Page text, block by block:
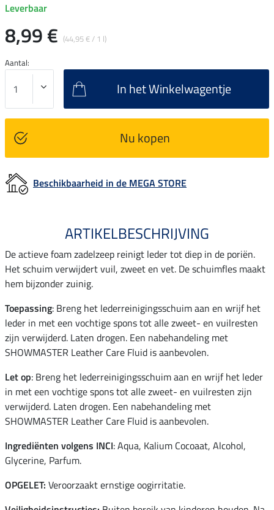
Leverbaar
8,99 € (44,95 € / 1 l)
Aantal:
In het Winkelwagentje
Nu kopen
Beschikbaarheid in de MEGA STORE
ARTIKELBESCHRIJVING
De actieve foam zadelzeep reinigt leder tot diep in de poriën.
Het schuim verwijdert vuil, zweet en vet. De schuimfles maakt
hem bijzonder zuinig.
Toepassing: Breng het lederreinigingsschuim aan en wrijf het
leder in met een vochtige spons tot alle zweet- en vuilresten
zijn verwijderd. Laten drogen. Een nabehandeling met
SHOWMASTER Leather Care Fluid is aanbevolen.
Let op: Breng het lederreinigingsschuim aan en wrijf het leder
in met een vochtige spons tot alle zweet- en vuilresten zijn
verwijderd. Laten drogen. Een nabehandeling met
SHOWMASTER Leather Care Fluid is aanbevolen.
Ingrediënten volgens INCI: Aqua, Kalium Cocoaat, Alcohol,
Glycerine, Parfum.
OPGELET: Veroorzaakt ernstige oogirritatie.